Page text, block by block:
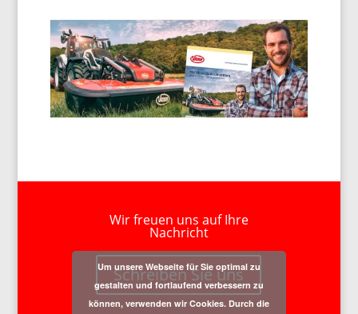
Wir freuen uns auf Ihre
Nachricht
Schreiben Sie uns
Um unsere Webseite für Sie optimal zu
gestalten und fortlaufend verbessern zu
können, verwenden wir Cookies. Durch die